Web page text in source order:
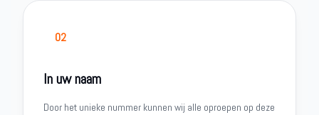
02
In uw naam
Door het unieke nummer kunnen wij alle oproepen op deze